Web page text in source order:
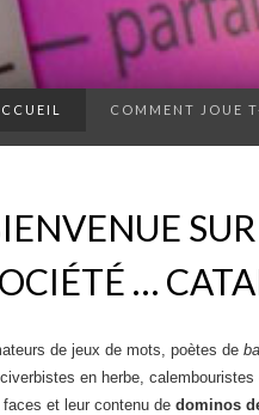
COMMENT JOUE
…
de jeux de mots, poètes de
en herbe,
et leur contenu de dominos